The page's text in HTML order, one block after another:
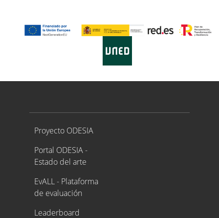
Proyecto ODESIA
Proyecto ODESIA
Portal ODESIA -
Estado del arte
EvALL - Plataforma
de evaluación
Leaderboard